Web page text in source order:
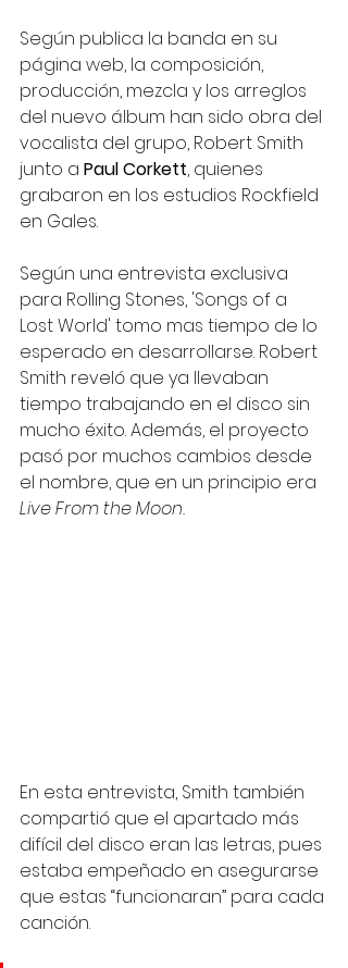
Según publica la banda en su
página web, la composición,
producción, mezcla y los arreglos
del nuevo álbum han sido obra del
vocalista del grupo, Robert Smith
junto a Paul Corkett, quienes
grabaron en los estudios Rockfield
en Gales.
Según una entrevista exclusiva
para Rolling Stones, 'Songs of a
Lost World' tomo mas tiempo de lo
esperado en desarrollarse. Robert
Smith reveló que ya llevaban
tiempo trabajando en el disco sin
mucho éxito. Además, el proyecto
pasó por muchos cambios desde
el nombre, que en un principio era
Live From the Moon.
En esta entrevista, Smith también
compartió que el apartado más
difícil del disco eran las letras, pues
estaba empeñado en asegurarse
que estas “funcionaran” para cada
canción.